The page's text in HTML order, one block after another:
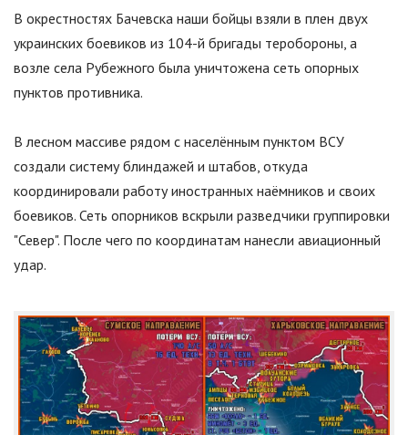
В окрестностях Бачевска наши бойцы взяли в плен двух
украинских боевиков из 104-й бригады теробороны, а
возле села Рубежного была уничтожена сеть опорных
пунктов противника.
В лесном массиве рядом с населённым пунктом ВСУ
создали систему блиндажей и штабов, откуда
координировали работу иностранных наёмников и своих
боевиков. Сеть опорников вскрыли разведчики группировки
"Север". После чего по координатам нанесли авиационный
удар.